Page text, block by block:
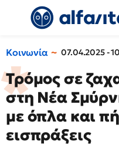
Κοινωνία 07.04.2025 -
Τρόμος σε
στη Νέα
με όπλα και
εισπράξεις